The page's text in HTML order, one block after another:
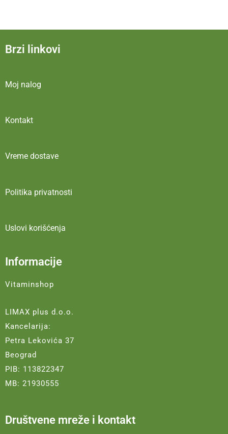
Brzi linkovi
Moj nalog
Kontakt
Vreme dostave
Politika privatnosti
Uslovi korišćenja
Informacije
Vitaminshop
LIMAX plus d.o.o.
Kancelarija:
Petra Lekovića 37
Beograd
PIB: 113822347
MB: 21930555
Društvene mreže i kontakt